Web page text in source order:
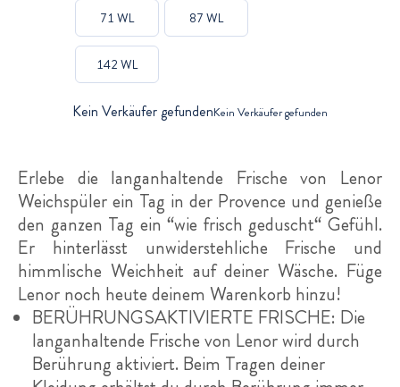
71 WL 87 WL
142 WL
Kein Verkäufer gefundenKein Verkäufer gefunden
Produktinformationen
Erlebe die langanhaltende Frische von Lenor
Weichspüler ein Tag in der Provence und genieße
den ganzen Tag ein “wie frisch geduscht“ Gefühl.
Er hinterlässt unwiderstehliche Frische und
himmlische Weichheit auf deiner Wäsche. Füge
Lenor noch heute deinem Warenkorb hinzu!
BERÜHRUNGSAKTIVIERTE FRISCHE: Die
langanhaltende Frische von Lenor wird durch
Berührung aktiviert. Beim Tragen deiner